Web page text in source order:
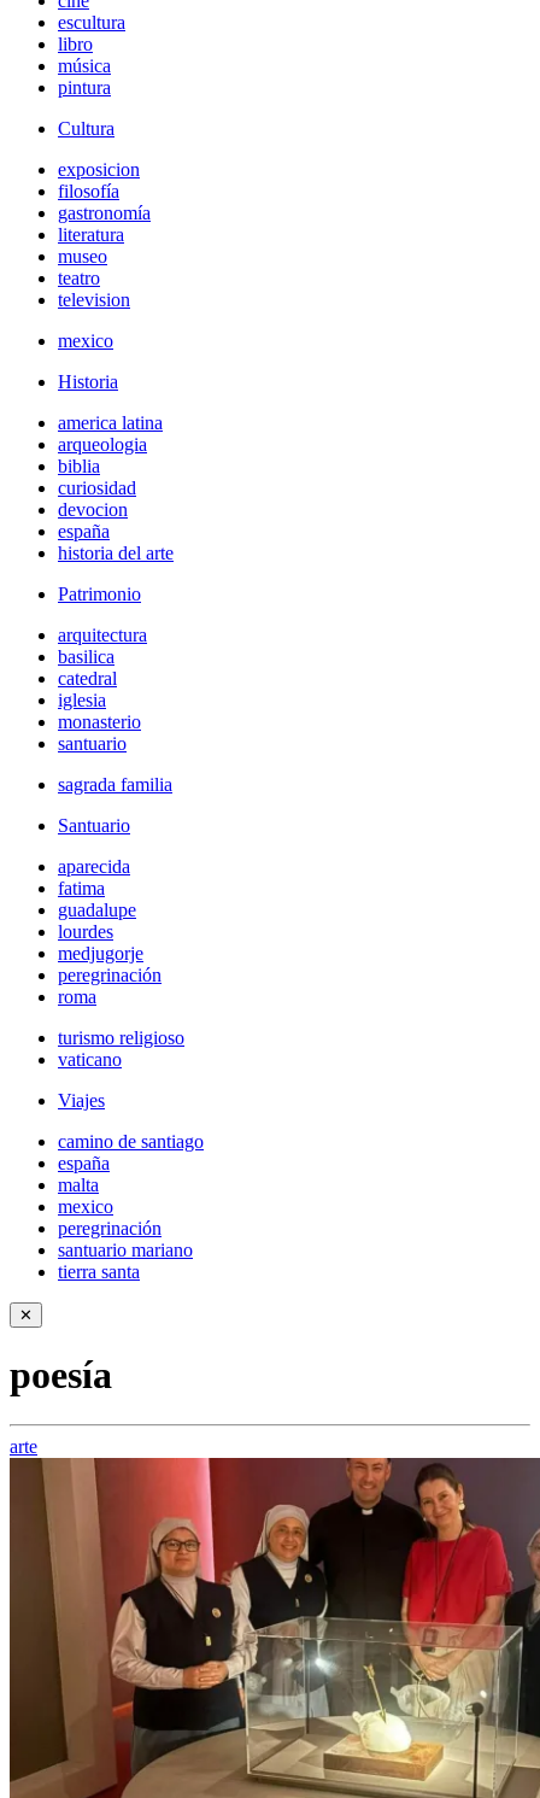
escultura
libro
música
pintura
Cultura
exposicion
filosofía
gastronomía
literatura
museo
teatro
television
mexico
Historia
america latina
arqueologia
biblia
curiosidad
devocion
españa
historia del arte
Patrimonio
arquitectura
basilica
catedral
iglesia
monasterio
santuario
sagrada familia
Santuario
aparecida
fatima
guadalupe
lourdes
medjugorje
peregrinación
roma
turismo religioso
vaticano
Viajes
camino de santiago
españa
malta
mexico
peregrinación
santuario mariano
tierra santa
✕
poesía
arte